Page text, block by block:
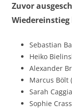
Zuvor
Wiedereinstieg
Sebastian
Heiko
Alexander
Marcus Bölt
Sarah
Sophie